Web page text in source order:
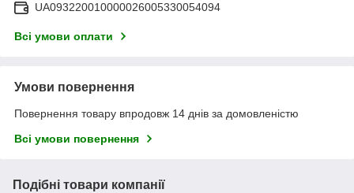
UA093220010000026005330054094
Всі умови оплати
Умови повернення
Повернення товару впродовж 14 днів за домовленістю
Всі умови повернення
Подібні товари компанії